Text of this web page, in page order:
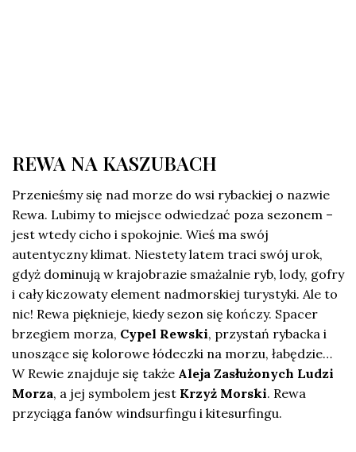
REWA NA KASZUBACH
Przenieśmy się nad morze do wsi rybackiej o nazwie
Rewa. Lubimy to miejsce odwiedzać poza sezonem –
jest wtedy cicho i spokojnie. Wieś ma swój
autentyczny klimat. Niestety latem traci swój urok,
gdyż dominują w krajobrazie smażalnie ryb, lody, gofry
i cały kiczowaty element nadmorskiej turystyki. Ale to
nic! Rewa pięknieje, kiedy sezon się kończy. Spacer
brzegiem morza, Cypel Rewski, przystań rybacka i
unoszące się kolorowe łódeczki na morzu, łabędzie…
W Rewie znajduje się także Aleja Zasłużonych Ludzi
Morza, a jej symbolem jest Krzyż Morski. Rewa
przyciąga fanów windsurfingu i kitesurfingu.